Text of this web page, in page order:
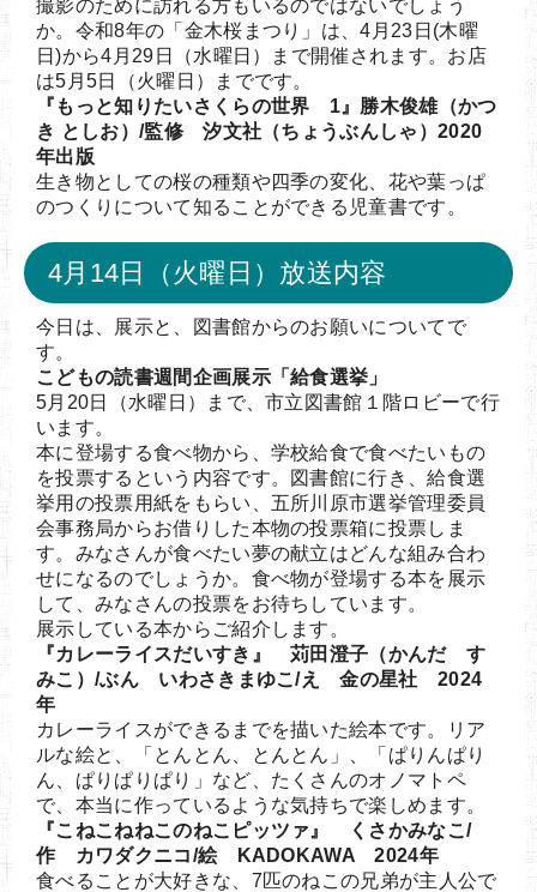
撮影のために訪れる方もいるのではないでしょう
か。令和8年の「金木桜まつり」は、4月23日(木曜
日)から4月29日（水曜日）まで開催されます。お店
は5月5日（火曜日）までです。
『もっと知りたいさくらの世界 1』勝木俊雄（かつ
き としお）/監修 汐文社（ちょうぶんしゃ）2020
年出版
生き物としての桜の種類や四季の変化、花や葉っぱ
のつくりについて知ることができる児童書です。
4月14日（火曜日）放送内容
今日は、展示と、図書館からのお願いについてで
す。
こどもの読書週間企画展示「給食選挙」
5月20日（水曜日）まで、市立図書館１階ロビーで行
います。
本に登場する食べ物から、学校給食で食べたいもの
を投票するという内容です。図書館に行き、給食選
挙用の投票用紙をもらい、五所川原市選挙管理委員
会事務局からお借りした本物の投票箱に投票しま
す。みなさんが食べたい夢の献立はどんな組み合わ
せになるのでしょうか。食べ物が登場する本を展示
して、みなさんの投票をお待ちしています。
展示している本からご紹介します。
『カレーライスだいすき』 苅田澄子（かんだ す
みこ）/ぶん いわさきまゆこ/え 金の星社 2024
年
カレーライスができるまでを描いた絵本です。リア
ルな絵と、「とんとん、とんとん」、「ぱりんぱり
ん、ぱりぱりぱり」など、たくさんのオノマトペ
で、本当に作っているような気持ちで楽しめます。
『こねこねねこのねこピッツァ』 くさかみなこ/
作 カワダクニコ/絵 KADOKAWA 2024年
食べることが大好きな、7匹のねこの兄弟が主人公で